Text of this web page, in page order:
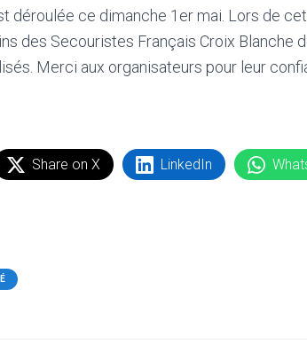
déroulée ce dimanche 1er mai. Lors de
des Secouristes Français Croix Blanche
Merci aux organisateurs pour leur
Share on X LinkedIn